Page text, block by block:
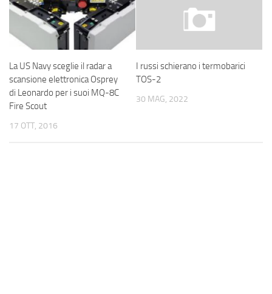
La US Navy sceglie il radar a
scansione elettronica Osprey
di Leonardo per i suoi MQ-8C
Fire Scout
17 OTT, 2016
I russi schierano i termobarici
TOS-2
30 MAG, 2022